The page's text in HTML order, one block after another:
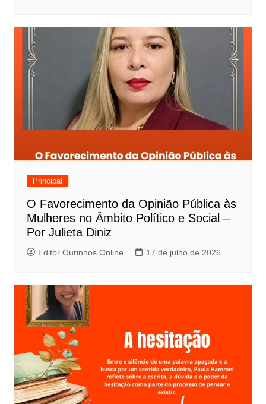
Principal
O Favorecimento da Opinião Pública às
Mulheres no Âmbito Político e Social –
Por Julieta Diniz
Editor Ourinhos Online 17 de julho de 2026